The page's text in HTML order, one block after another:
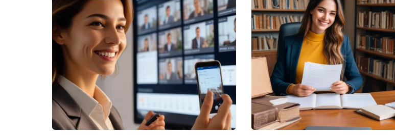
su conjunto.
Mentoría y Apoyo
La mentoría es otra práctica común en las agencias inmobiliarias. Los profesionales más
conocimientos valiosos y ayudando a integrar a los recién llegados en la cultura de la empresa.
aprendizaje más efectivo y un proceso de adaptación más suave.
Casos Prácticos de Éxito
Para ilustrar cómo la cultura de trabajo impacta en una agencia inmobiliaria, veamos algunos
cultura está centrada en la educación continua y la colaboración. Este enfoque ha generado